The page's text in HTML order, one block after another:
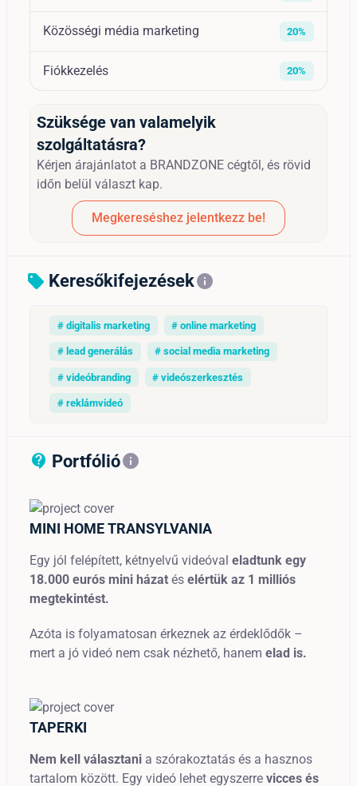
Közösségi média marketing 20%
Fiókkezelés 20%
Szüksége van valamelyik
szolgáltatásra?
Kérjen árajánlatot a BRANDZONE cégtől, és rövid
időn belül választ kap.
Megkereséshez jelentkezz be!
sell Keresőkifejezésekinfo
# digitalis marketing # online marketing
# lead generálás # social media marketing
# videóbranding # videószerkesztés
# reklámvideó
contact_support_outline
Portfólióinfo
MINI HOME TRANSYLVANIA
Egy jól felépített, kétnyelvű videóval eladtunk egy
18.000 eurós mini házat és elértük az 1 milliós
megtekintést.
Azóta is folyamatosan érkeznek az érdeklődők –
mert a jó videó nem csak nézhető, hanem elad is.
TAPERKI
Nem kell választani a szórakoztatás és a hasznos
tartalom között. Egy videó lehet egyszerre vicces és